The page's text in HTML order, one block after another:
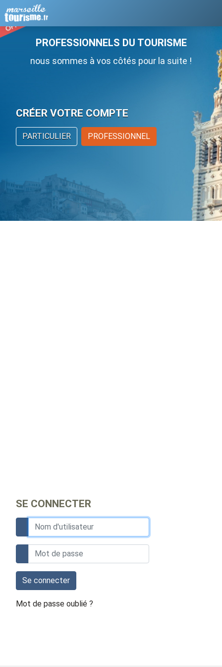
PROFESSIONNELS DU TOURISME
nous sommes à vos côtés pour la suite !
CRÉER VOTRE COMPTE
PARTICULIER PROFESSIONNEL
SE CONNECTER
Se connecter
Mot de passe oublié ?